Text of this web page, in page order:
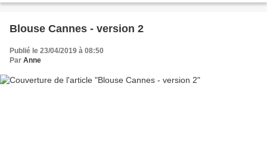
Blouse Cannes - version 2
Publié le 23/04/2019 à 08:50
Par Anne